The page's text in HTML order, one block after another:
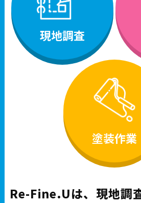
現地調査
塗装作業
Re-Fine.Uは、現地調